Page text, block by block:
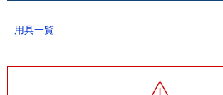
用具一覧